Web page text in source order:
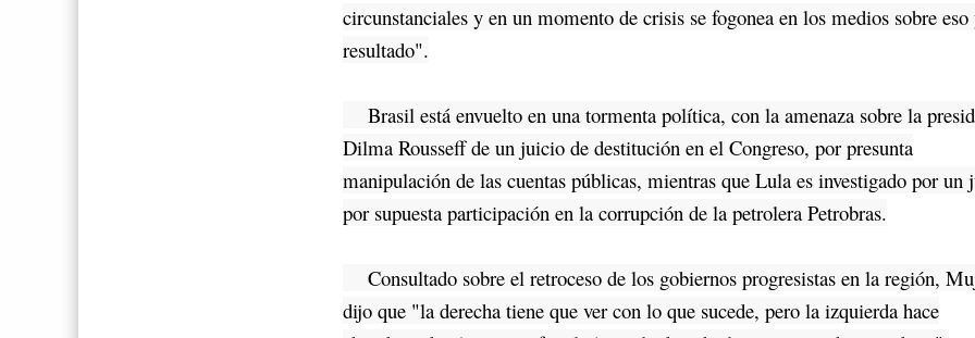
circunstanciales y en un momento de crisis se fogonea en los medios sobre eso
resultado".
Brasil está envuelto en una tormenta política, con la amenaza sobre la
Dilma Rousseff de un juicio de destitución en el Congreso, por presunta
manipulación de las cuentas públicas, mientras que Lula es investigado por un
por supuesta participación en la corrupción de la petrolera Petrobras.
Consultado sobre el retroceso de los gobiernos progresistas en la región,
dijo que "la derecha tiene que ver con lo que sucede, pero la izquierda hace